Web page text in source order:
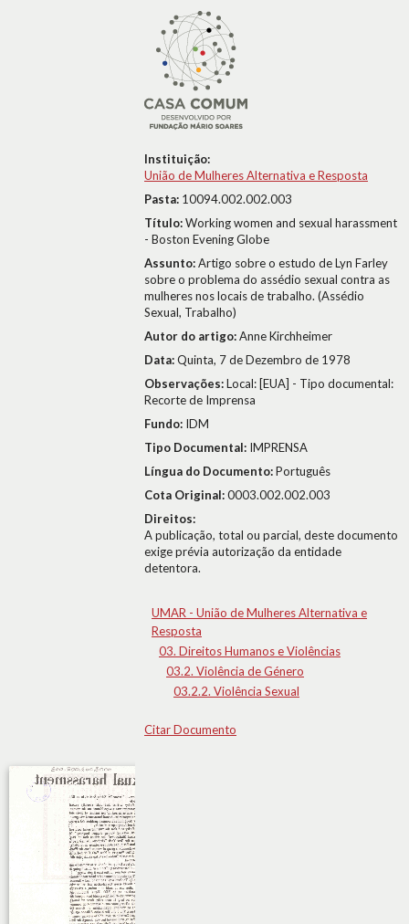
Instituição:
União de Mulheres Alternativa e Resposta
Pasta: 10094.002.002.003
Título:Working women and sexual harassment
- Boston Evening Globe
Assunto:Artigo sobre o estudo de Lyn Farley
sobre o problema do assédio sexual contra as
mulheres nos locais de trabalho. (Assédio
Sexual, Trabalho)
Autor do artigo:Anne Kirchheimer
Data:Quinta, 7 de Dezembro de 1978
Observações:Local: [EUA] - Tipo documental:
Recorte de Imprensa
Fundo: IDM
Tipo Documental: IMPRENSA
Língua do Documento:Português
Cota Original:0003.002.002.003
Direitos:
A publicação, total ou parcial, deste documento
exige prévia autorização da entidade
detentora.
UMAR - União de Mulheres Alternativa e
Resposta
03. Direitos Humanos e Violências
03.2. Violência de Género
03.2.2. Violência Sexual
Citar Documento